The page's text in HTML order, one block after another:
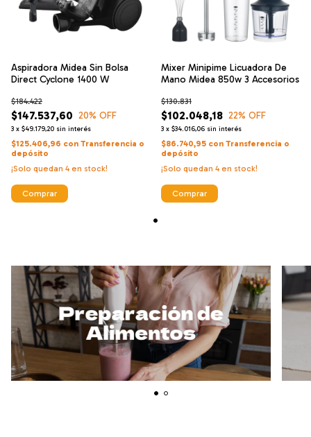
Aspiradora Midea Sin Bolsa
Direct Cyclone 1400 W
$147.537,60
$184.422
20% OFF
3 x $49.179,20 sin interés
$125.406,96 con Transferencia o
depósito
¡Solo quedan 4en stock!
Comprar
Mixer Minipime Licuadora De
Mano Midea 850w 3 Accesorios
$102.048,18
$130.831
22% OFF
3 x $34.016,06 sin interés
$86.740,95 con Transferencia o
depósito
¡Solo quedan 4en stock!
Comprar